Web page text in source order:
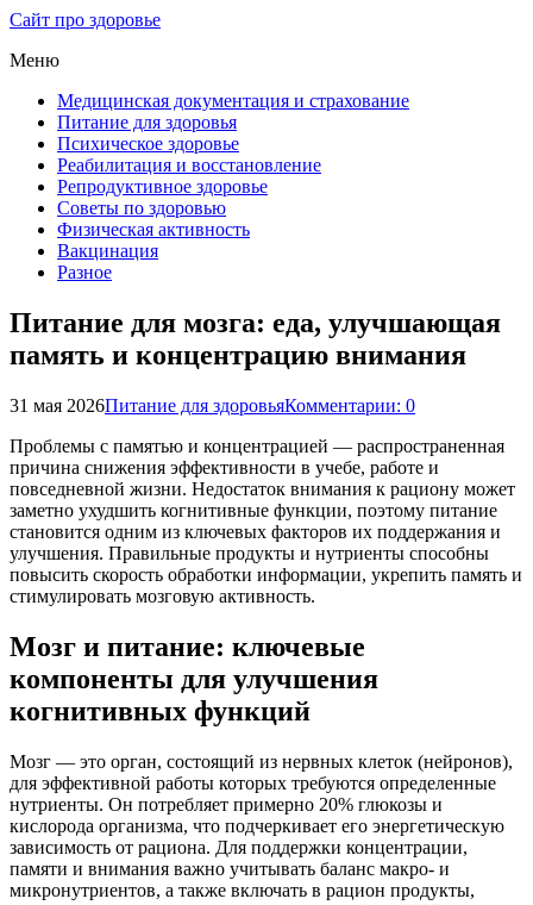
Сайт про здоровье
Меню
Медицинская документация и страхование
Питание для здоровья
Психическое здоровье
Реабилитация и восстановление
Репродуктивное здоровье
Советы по здоровью
Физическая активность
Вакцинация
Разное
Питание для мозга: еда, улучшающая
память и концентрацию внимания
31 мая 2026Питание для здоровьяКомментарии: 0
Проблемы с памятью и концентрацией — распространенная
причина снижения эффективности в учебе, работе и
повседневной жизни. Недостаток внимания к рациону может
заметно ухудшить когнитивные функции, поэтому питание
становится одним из ключевых факторов их поддержания и
улучшения. Правильные продукты и нутриенты способны
повысить скорость обработки информации, укрепить память и
стимулировать мозговую активность.
Мозг и питание: ключевые
компоненты для улучшения
когнитивных функций
Мозг — это орган, состоящий из нервных клеток (нейронов),
для эффективной работы которых требуются определенные
нутриенты. Он потребляет примерно 20% глюкозы и
кислорода организма, что подчеркивает его энергетическую
зависимость от рациона. Для поддержки концентрации,
памяти и внимания важно учитывать баланс макро- и
микронутриентов, а также включать в рацион продукты,